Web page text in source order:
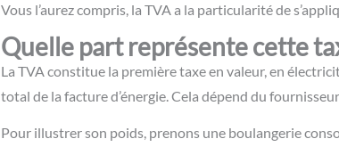
Vous l’aurez compris, la TVA a la particularité de
Quelle part représente cette
La TVA constitue la première taxe en valeur, en
total de la facture d’énergie. Cela dépend du
Pour illustrer son poids, prenons une boulangerie